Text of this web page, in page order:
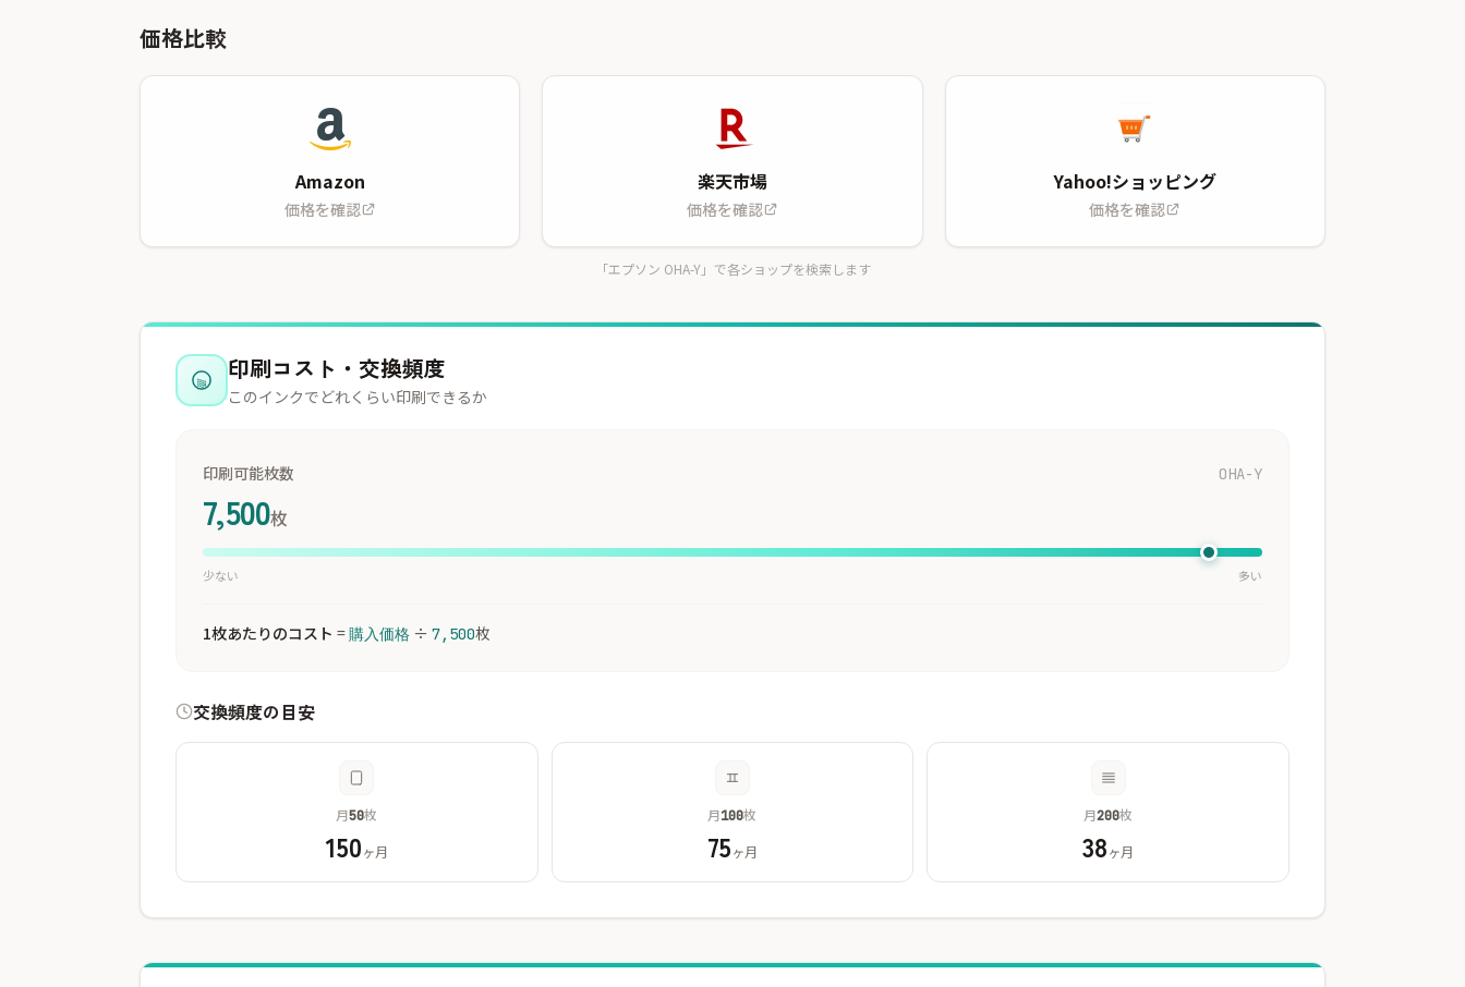
価格比較
Amazon
価格を確認
楽天市場
価格を確認
Yahoo!ショッピング
価格を確認
「エプソン OHA-Y」で各ショップを検索します
印刷コスト・交換頻度
このインクでどれくらい印刷できるか
印刷可能枚数
7,500枚
OHA-Y
少ない 多い
1枚あたりのコスト =購入価格 ÷ 7,500枚
交換頻度の目安
月50枚
150ヶ月
月100枚
75ヶ月
月200枚
38ヶ月